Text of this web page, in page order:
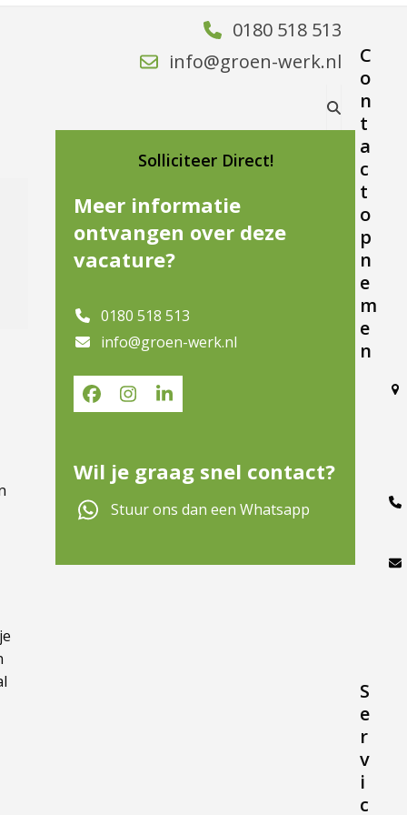
0180 518 513
info@groen-werk.nl
Solliciteer Direct!
Meer informatie
ontvangen over deze
vacature?
0180 518 513
info@groen-werk.nl
Facebook
Instagram
LinkedIn
Wil je graag snel contact?
Stuur ons dan een Whatsapp
C
o
n
t
a
c
t
o
p
n
e
m
e
n
S
e
r
v
i
c